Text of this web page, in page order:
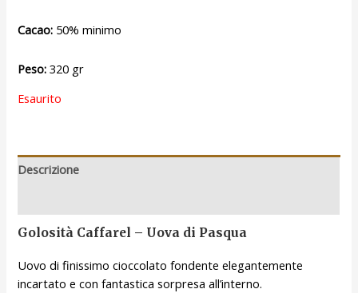
Cacao: 50% minimo
Peso: 320 gr
Esaurito
Descrizione
Golosità Caffarel – Uova di Pasqua
Uovo di finissimo cioccolato fondente elegantemente
incartato e con fantastica sorpresa all’interno.